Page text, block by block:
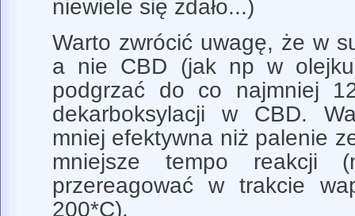
niewiele się zdało...)
Warto zwrócić uwagę, że w
a nie CBD (jak np w
podgrzać do co najmniej
dekarboksylacji w CBD.
mniej efektywna niż palenie
mniejsze tempo reakcji
przereagować w trakcie
200*C).